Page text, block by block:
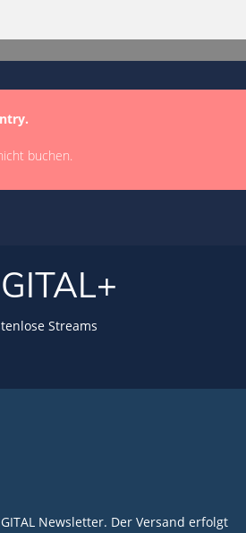
buchen.
Streams
Newsletter. Der Versand erfolgt